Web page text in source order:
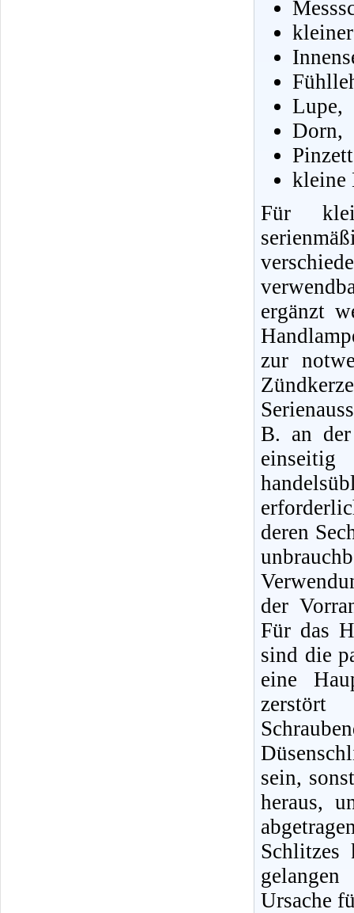
Lupe,
Dorn,
kleine
Für
ergänzt
zur
B. an
deren
der
Für das
sind die
eine
sein,
heraus,
Schlitzes
Ursache